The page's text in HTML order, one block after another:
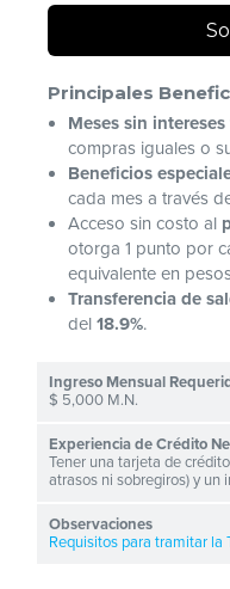
Principales
Meses sin
compras iguales o
Beneficios
cada mes a través
Acceso sin costo al
otorga 1 punto por
equivalente en
Transferencia de
del 18.9%.
$ 5,000 M.N.
Tener una tarjeta de
atrasos ni sobregiros) y
Requisitos para tramitar la